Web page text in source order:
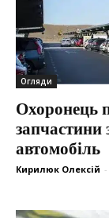
Огляди
Охоронець
запчастини
автомобіль
Кирилюк Олексій -